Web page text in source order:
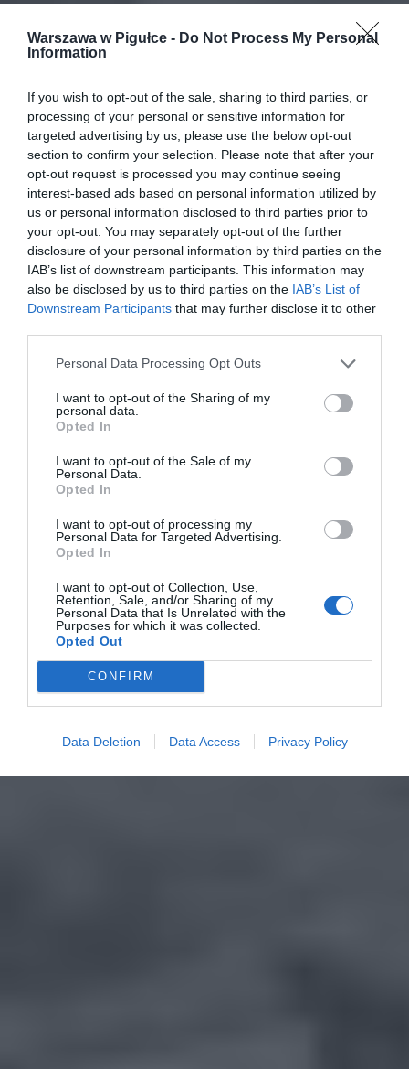
Warszawa w Pigułce - Do Not Process My Personal
Information
If you wish to opt-out of the sale, sharing to third parties, or
processing of your personal or sensitive information for
targeted advertising by us, please use the below opt-out
section to confirm your selection. Please note that after your
opt-out request is processed you may continue seeing
interest-based ads based on personal information utilized by
us or personal information disclosed to third parties prior to
your opt-out. You may separately opt-out of the further
disclosure of your personal information by third parties on the
IAB’s list of downstream participants. This information may
also be disclosed by us to third parties on the IAB’s List of
Downstream Participants that may further disclose it to other
Personal Data Processing Opt Outs
I want to opt-out of the Sharing of my
personal data.
Opted In
I want to opt-out of the Sale of my
Personal Data.
Opted In
I want to opt-out of processing my
Personal Data for Targeted Advertising.
Opted In
I want to opt-out of Collection, Use,
Retention, Sale, and/or Sharing of my
Personal Data that Is Unrelated with the
Purposes for which it was collected.
Opted Out
CONFIRM
Data Deletion Data Access Privacy Policy